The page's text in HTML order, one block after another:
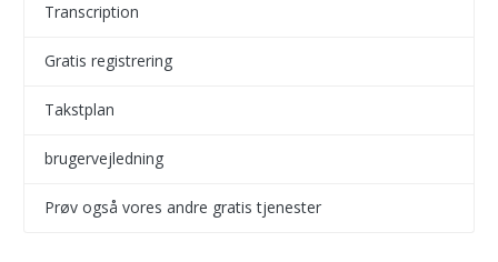
Transcription
Gratis registrering
Takstplan
brugervejledning
Prøv også vores andre gratis tjenester